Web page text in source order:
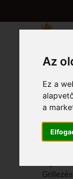
Az
Ez a
a
A